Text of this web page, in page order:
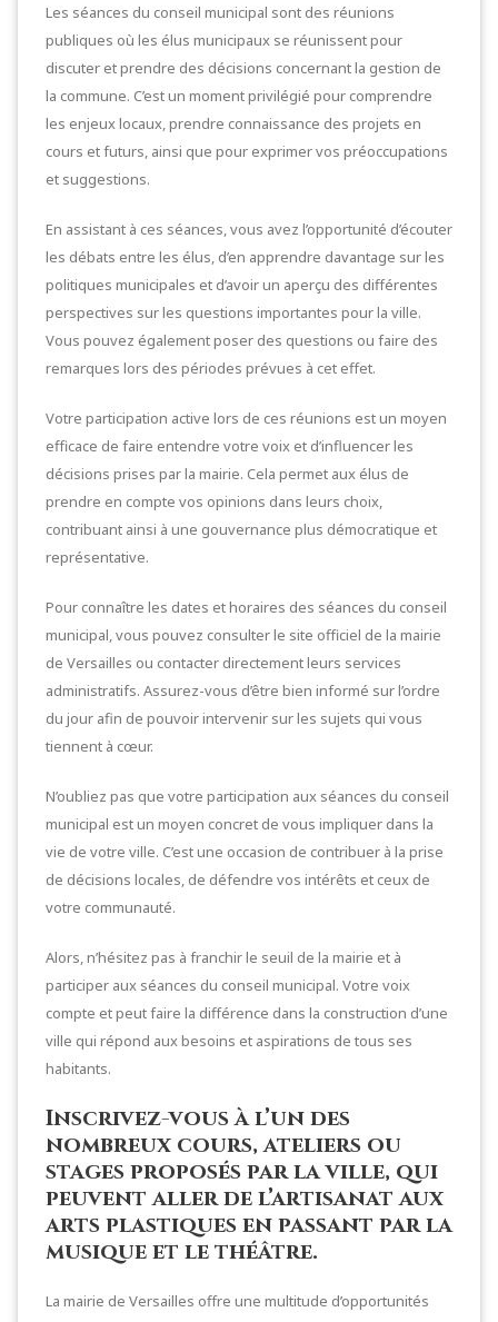
Les séances du conseil municipal sont des réunions
publiques où les élus municipaux se réunissent pour
discuter et prendre des décisions concernant la gestion de
la commune. C’est un moment privilégié pour comprendre
les enjeux locaux, prendre connaissance des projets en
cours et futurs, ainsi que pour exprimer vos préoccupations
et suggestions.
En assistant à ces séances, vous avez l’opportunité d’écouter
les débats entre les élus, d’en apprendre davantage sur les
politiques municipales et d’avoir un aperçu des différentes
perspectives sur les questions importantes pour la ville.
Vous pouvez également poser des questions ou faire des
remarques lors des périodes prévues à cet effet.
Votre participation active lors de ces réunions est un moyen
efficace de faire entendre votre voix et d’influencer les
décisions prises par la mairie. Cela permet aux élus de
prendre en compte vos opinions dans leurs choix,
contribuant ainsi à une gouvernance plus démocratique et
représentative.
Pour connaître les dates et horaires des séances du conseil
municipal, vous pouvez consulter le site officiel de la mairie
de Versailles ou contacter directement leurs services
administratifs. Assurez-vous d’être bien informé sur l’ordre
du jour afin de pouvoir intervenir sur les sujets qui vous
tiennent à cœur.
N’oubliez pas que votre participation aux séances du conseil
municipal est un moyen concret de vous impliquer dans la
vie de votre ville. C’est une occasion de contribuer à la prise
de décisions locales, de défendre vos intérêts et ceux de
votre communauté.
Alors, n’hésitez pas à franchir le seuil de la mairie et à
participer aux séances du conseil municipal. Votre voix
compte et peut faire la différence dans la construction d’une
ville qui répond aux besoins et aspirations de tous ses
habitants.
Inscrivez-vous à l’un des
nombreux cours, ateliers ou
stages proposés par la ville, qui
peuvent aller de l’artisanat aux
arts plastiques en passant par la
musique et le théâtre.
La mairie de Versailles offre une multitude d’opportunités